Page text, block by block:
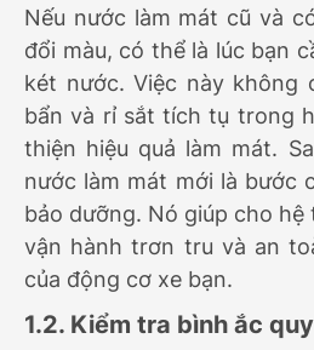
Nếu nước làm mát cũ và
đổi màu, có thể là lúc bạn
két nước. Việc này không
bẩn và rỉ sắt tích tụ trong
thiện hiệu quả làm mát.
nước làm mát mới là bước
bảo dưỡng. Nó giúp cho
vận hành trơn tru và an
của động cơ xe bạn.
1.2. Kiểm tra bình ắc quy